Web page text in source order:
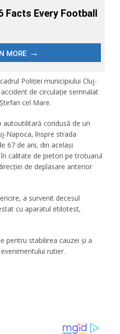
Poliției municipiului Cluj-
de circulație semnalat
cel Mare.
condusă de un
Napoca, înspre strada
67 de ani, din același
calitate de pieton pe trotuarul
de deplasare anterior
a survenit decesul
cu aparatul etilotest,
pentru stabilirea cauzei și a
rutier.